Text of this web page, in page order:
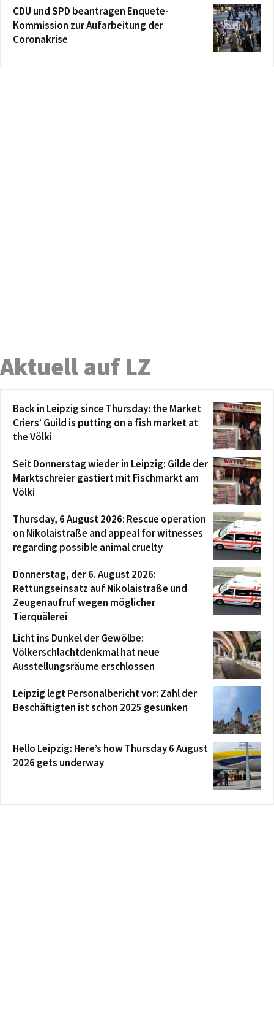
CDU und SPD beantragen Enquete-
Kommission zur Aufarbeitung der
Coronakrise
Aktuell auf LZ
Back in Leipzig since Thursday: the Market
Criers’ Guild is putting on a fish market at
the Völki
Seit Donnerstag wieder in Leipzig: Gilde der
Marktschreier gastiert mit Fischmarkt am
Völki
Thursday, 6 August 2026: Rescue operation
on Nikolaistraße and appeal for witnesses
regarding possible animal cruelty
Donnerstag, der 6. August 2026:
Rettungseinsatz auf Nikolaistraße und
Zeugenaufruf wegen möglicher
Tierquälerei
Licht ins Dunkel der Gewölbe:
Völkerschlachtdenkmal hat neue
Ausstellungsräume erschlossen
Leipzig legt Personalbericht vor: Zahl der
Beschäftigten ist schon 2025 gesunken
Hello Leipzig: Here’s how Thursday 6 August
2026 gets underway